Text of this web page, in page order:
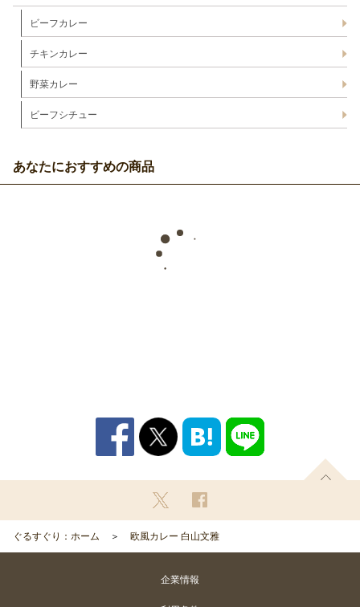
ビーフカレー
チキンカレー
野菜カレー
ビーフシチュー
あなたにおすすめの商品
ぐるすぐり：ホーム 欧風カレー 白山文雅
企業情報